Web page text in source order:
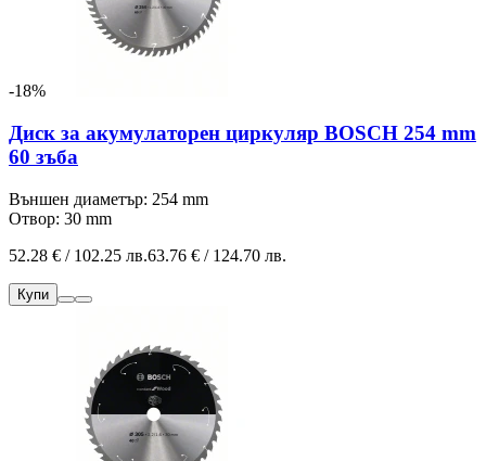
-18%
Диск за акумулаторен циркуляр BOSCH 254 mm
60 зъба
Външен диаметър: 254 mm
Отвор: 30 mm
52.28 € / 102.25 лв.63.76 € / 124.70 лв.
Купи